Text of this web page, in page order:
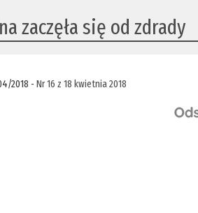
zaczęła się od zdrady
2018 -Nr 16 z 18 kwietnia 2018